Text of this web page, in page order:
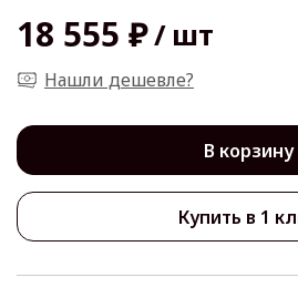
18 555 ₽/ шт
Нашли дешевле?
В корзину
Купить в 1